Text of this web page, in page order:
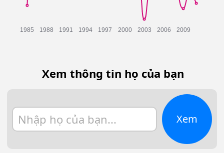
Xem thông tin họ của bạn
Xem